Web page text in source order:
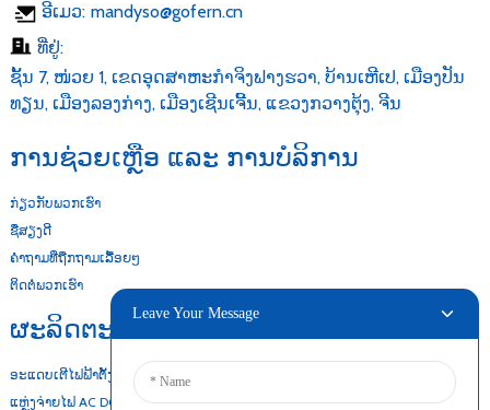
ອີເມວ: mandyso@gofern.cn
ທີ່ຢູ່:
ຊັ້ນ 7, ໜ່ວຍ 1, ເຂດອຸດສາຫະກຳຈິງຟາງຮວາ, ບ້ານເຫີເປ, ເມືອງປັນ
ທຽນ, ເມືອງລອງກ່າງ, ເມືອງເຊີນເຈີ້ນ, ແຂວງກວາງຕຸ້ງ, ຈີນ
ການຊ່ວຍເຫຼືອ ແລະ ການບໍລິການ
ກ່ຽວກັບພວກເຮົາ
ຊື່ສຽງດີ
ຄຳຖາມທີ່ຖືກຖາມເລື້ອຍໆ
ຕິດຕໍ່ພວກເຮົາ
ຜະລິດຕະພັນຂອງພວກເຮົາ
ອະແດບເຕີໄຟຟ້າຕັ້ງໂຕະ
ແຫຼ່ງຈ່າຍໄຟ AC DC
Leave Your Message